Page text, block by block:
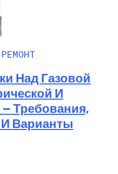
Над Газовой
И
Требования,
Варианты